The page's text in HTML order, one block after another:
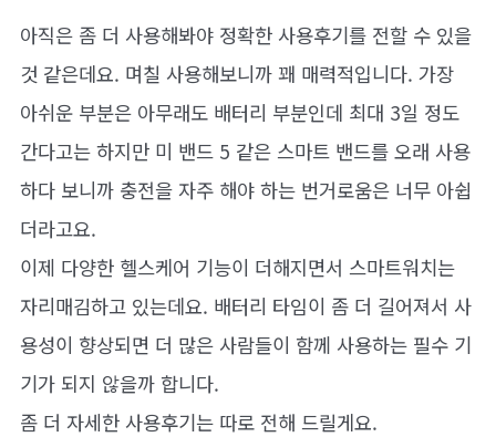
아직은 좀 더 사용해봐야 정확한 사용후기를 전할 수 있을
것 같은데요. 며칠 사용해보니까 꽤 매력적입니다. 가장
아쉬운 부분은 아무래도 배터리 부분인데 최대 3일 정도
간다고는 하지만 미 밴드 5 같은 스마트 밴드를 오래 사용
하다 보니까 충전을 자주 해야 하는 번거로움은 너무 아쉽
더라고요.
이제 다양한 헬스케어 기능이 더해지면서 스마트워치는
자리매김하고 있는데요. 배터리 타임이 좀 더 길어져서 사
용성이 향상되면 더 많은 사람들이 함께 사용하는 필수 기
기가 되지 않을까 합니다.
좀 더 자세한 사용후기는 따로 전해 드릴게요.